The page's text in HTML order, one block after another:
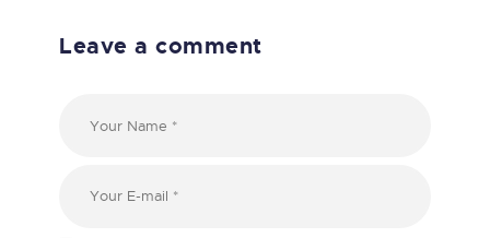
Leave a comment